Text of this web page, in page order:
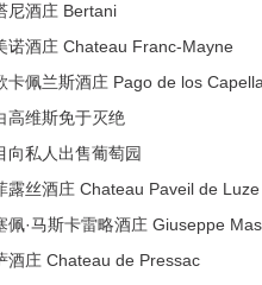
尼酒庄 Bertani
诺酒庄 Chateau Franc-Mayne
卡佩兰斯酒庄 Pago de los
高维斯免于灭绝
向私人出售葡萄园
露丝酒庄 Chateau Paveil de Luze
佩·马斯卡雷略酒庄 Giuseppe
酒庄 Chateau de Pressac